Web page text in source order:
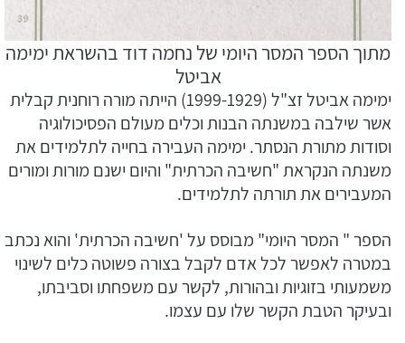
מתוך הספר המסר היומי של נחמה דוד בהשראת ימימה
אביטל
ימימה אביטל זצ"ל (1999-1929) הייתה מורה רוחנית קבלית
אשר שילבה במשנתה הבנות וכלים מעולם הפסיכולוגיה
וסודות מתורת הנסתר. ימימה העבירה בחייה לתלמידים את
משנתה הנקראת "חשיבה הכרתית" והיום ישנם מורות ומורים
המעבירים את תורתה לתלמידים.
הספר " המסר היומי" מבוסס על 'חשיבה הכרתית' והוא נכתב
במטרה לאפשר לכל אדם לקבל בצורה פשוטה כלים לשינוי
משמעותי בזוגיות ובהורות, לקשר עם משפחתו וסביבתו,
ובעיקר הטבת הקשר שלו עם עצמו.